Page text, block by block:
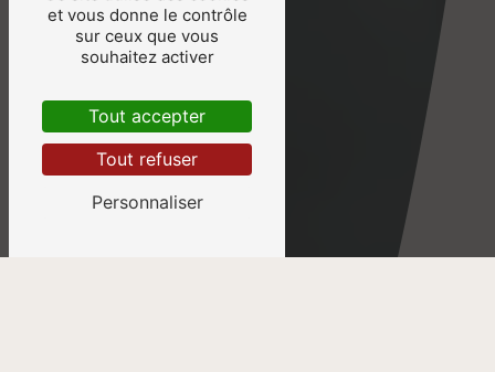
et vous donne le contrôle
sur ceux que vous
souhaitez activer
Tout accepter
Tout refuser
Personnaliser